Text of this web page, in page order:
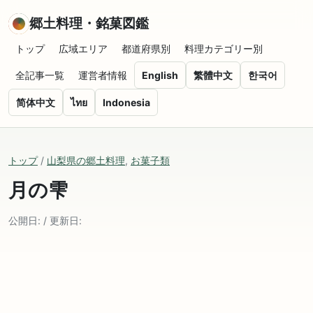
郷土料理・銘菓図鑑
トップ 広域エリア 都道府県別 料理カテゴリー別
全記事一覧 運営者情報 English 繁體中文 한국어
简体中文 ไทย Indonesia
トップ/ 山梨県の郷土料理, お菓子類
月の雫
公開日: / 更新日: